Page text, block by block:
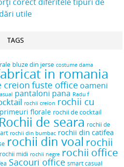
utile
TAGS
bluze din jerse costume dama
in romania
creion fuste office oameni
pantaloni pana Radu f
rochii creion rochii cu
florale rochii de cocktail
Rochii de seara rochii de
rochii din bumbac rochii din catifea
rochii din voal rochii
rochii midi rochii negre rochii office
Sacouri office smart casual